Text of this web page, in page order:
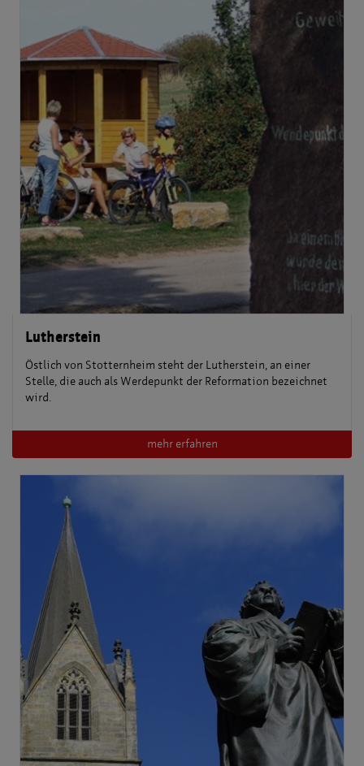
Lutherstein
Östlich von Stotternheim steht der Lutherstein, an einer
Stelle, die auch als Werdepunkt der Reformation bezeichnet
wird.
mehr erfahren